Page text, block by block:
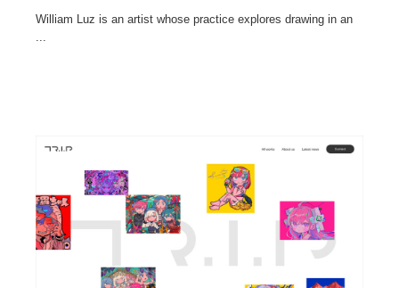
William Luz is an artist whose practice explores drawing in an
...